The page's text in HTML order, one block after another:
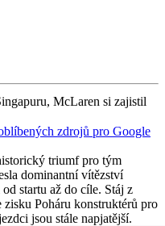
McLaren si zajistil
zdrojů pro Google
triumf pro tým
dominantní vítězství
startu až do cíle. Stáj z
Poháru konstruktérů pro
jsou stále napjatější.